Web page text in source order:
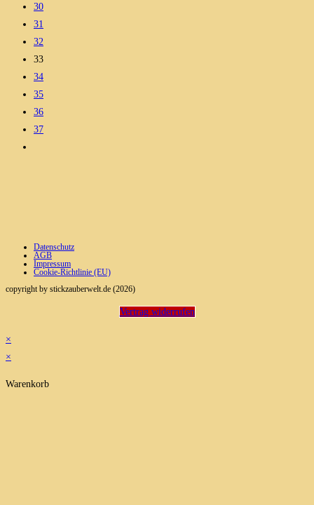
30
31
32
33
34
35
36
37
Datenschutz
AGB
Impressum
Cookie-Richtlinie (EU)
copyright by stickzauberwelt.de (2026)
Vertrag widerrufen
×
×
Warenkorb